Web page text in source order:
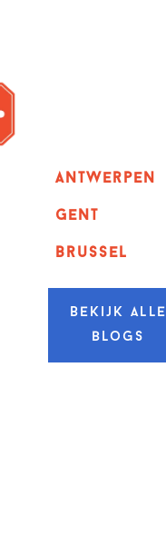
Antwerpen
GENT
Brussel
Bekijk alle
blogs